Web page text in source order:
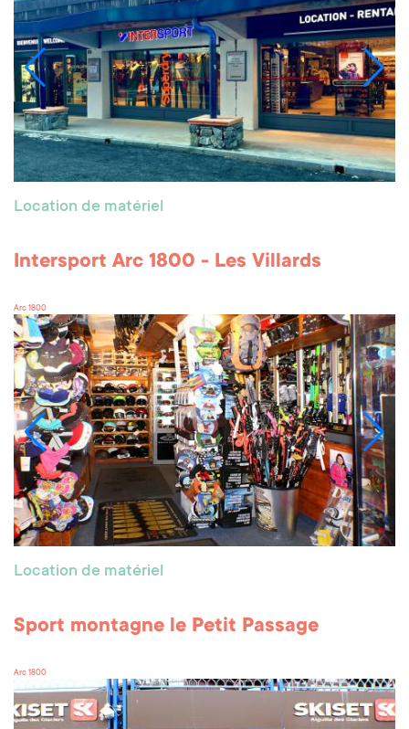
Location de matériel
Intersport Arc 1800 - Les Villards
Arc 1800
Location de matériel
Sport montagne le Petit Passage
Arc 1800